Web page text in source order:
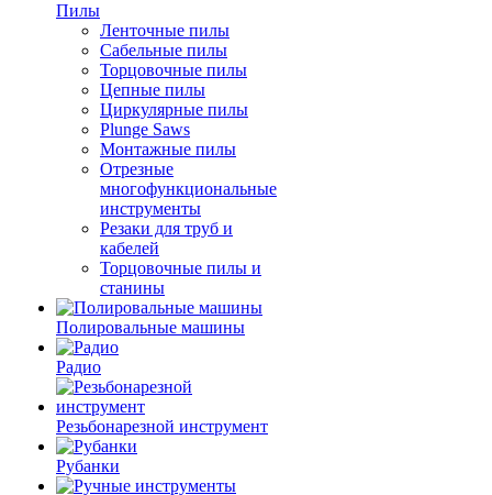
Пилы
Ленточные пилы
Сабельные пилы
Торцовочные пилы
Цепные пилы
Циркулярные пилы
Plunge Saws
Монтажные пилы
Отрезные
многофункциональные
инструменты
Резаки для труб и
кабелей
Торцовочные пилы и
станины
Полировальные машины
Радио
Резьбонарезной инструмент
Рубанки